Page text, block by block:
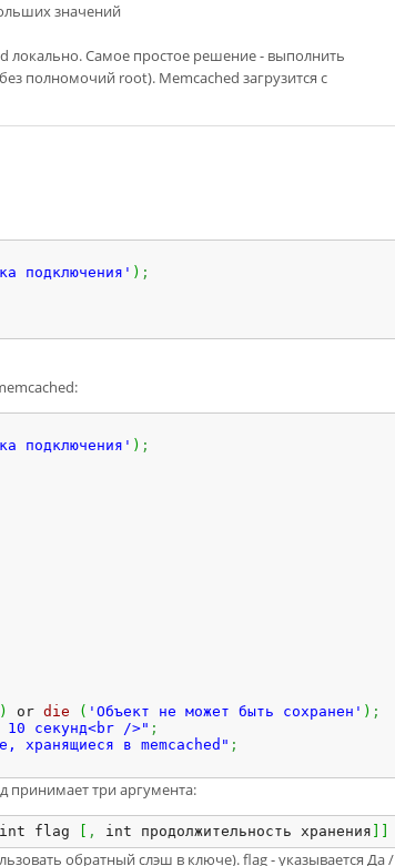
значений
локально. Самое простое решение - выполнить
полномочий root). Memcached загрузится с
подключения' ) ;
подключения' ) ;
) or die ( 'Объект не может быть сохранен' ) ;
10 секунд<br />" ;
хранящиеся в memcached" ;
принимает три аргумента:
flag , int продолжительность хранения
обратный слэш в ключе). flag - указывается Да /